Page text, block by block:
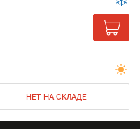
НЕТ НА СКЛАДЕ